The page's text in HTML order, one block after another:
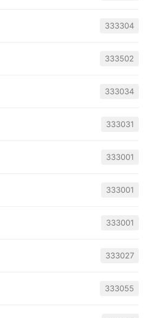
333304
333502
333034
333031
333001
333001
333001
333027
333055